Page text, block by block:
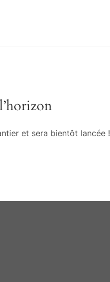
et sera bientôt lancée !